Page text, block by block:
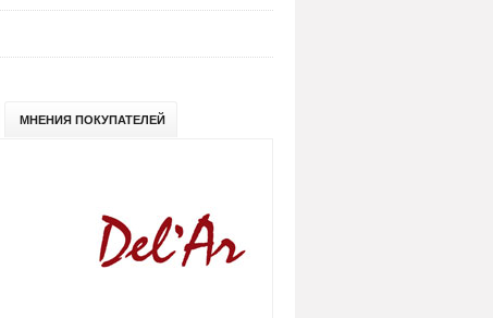
МНЕНИЯ ПОКУПАТЕЛЕЙ